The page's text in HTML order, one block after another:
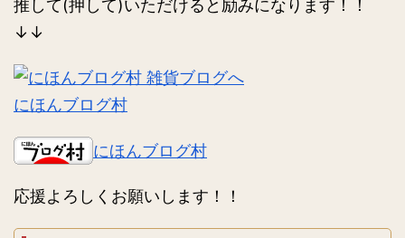
推して(押して)いただけると励みになります！！
↓↓
にほんブログ村
にほんブログ村
応援よろしくお願いします！！